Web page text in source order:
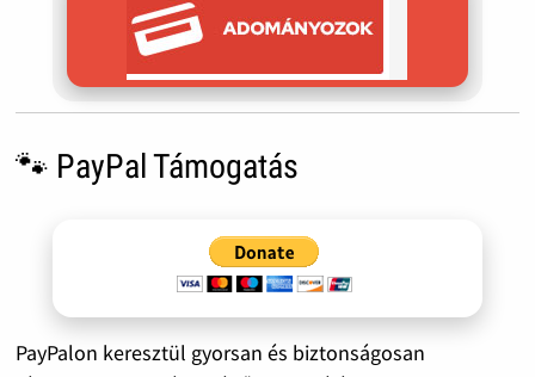
🐾 PayPal Támogatás
PayPalon keresztül gyorsan és biztonságosan